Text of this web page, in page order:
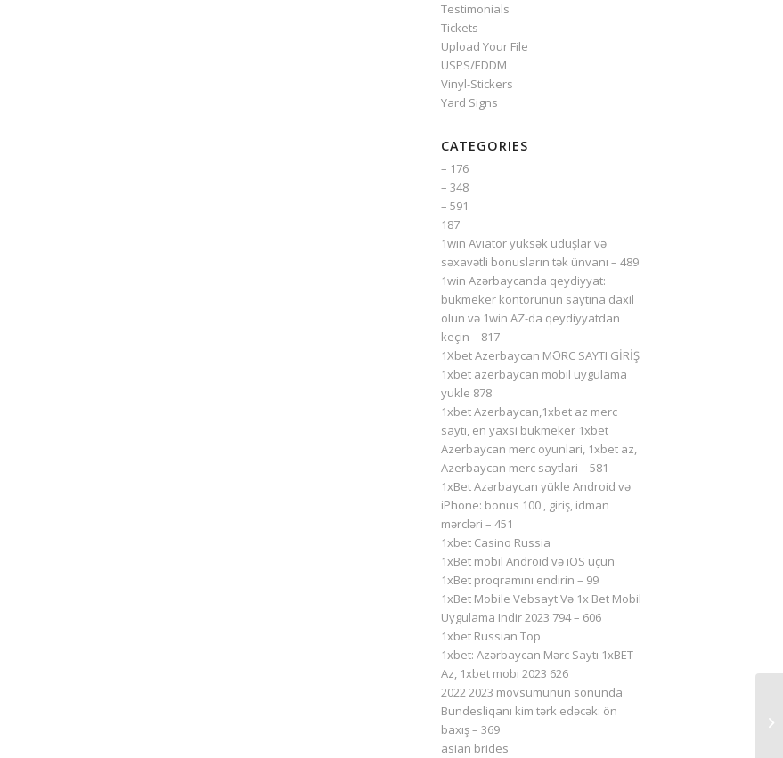
Testimonials
Tickets
Upload Your File
USPS/EDDM
Vinyl-Stickers
Yard Signs
CATEGORIES
– 176
– 348
– 591
187
1win Aviator yüksək uduşlar və
səxavətli bonusların tək ünvanı – 489
1win Azərbaycanda qeydiyyat:
bukmeker kontorunun saytına daxil
olun və 1win AZ-da qeydiyyatdan
keçin – 817
1Xbet Azerbaycan MƏRC SAYTI GİRİŞ
1xbet azerbaycan mobil uygulama
yukle 878
1xbet Azerbaycan,1xbet az merc
saytı, en yaxsi bukmeker 1xbet
Azerbaycan merc oyunlari, 1xbet az,
Azerbaycan merc saytlari – 581
1xBet Azərbaycan yükle Android və
iPhone: bonus 100 , giriş, idman
mərcləri – 451
1xbet Casino Russia
1xBet mobil Android və iOS üçün
1xBet proqramını endirin – 99
1xBet Mobile Vebsayt Və 1x Bet Mobil
Uygulama Indir 2023 794 – 606
1xbet Russian Top
1xbet: Azərbaycan Mərc Saytı 1xBET
Az, 1xbet mobi 2023 626
2022 2023 mövsümünün sonunda
Bundesliqanı kim tərk edəcək: ön
baxış – 369
asian brides